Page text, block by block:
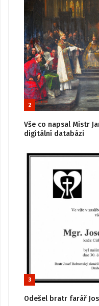
2
Vše co napsal Mistr
digitální databázi
3
Odešel bratr farář